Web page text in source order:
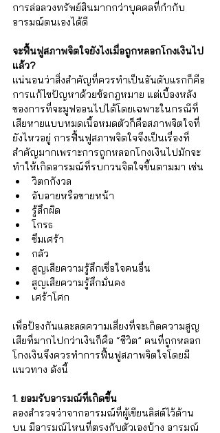
การล่อลวงทรัพย์สินมากกว่าบุคคลที่กำกับ
อารมณ์ตนเองได้ดี
จะฟื้นฟูสภาพจิตใจยังไงเมื่อถูกหลอกโกงเงินไป
แล้ว?
แน่นอนว่าสิ่งสำคัญที่ควรทำเป็นอันดับแรกก็คือ
การแก้ไขปัญหาด้วยข้อกฎหมาย แต่เบื้องหลัง
ของการที่จะมูฟออนไปได้โดยเฉพาะในกรณีที่
เสียหายแบบหมดเนื้อหมดตัวก็คือสภาพจิตใจที่
ยังไหวอยู่ การฟื้นฟูสภาพจิตใจจึงเป็นเรื่องที่
สำคัญมากเพราะการถูกหลอกโกงเงินไปมักจะ
ทำให้เกิดอารมณ์ที่รบกวนจิตใจขึ้นตามมา เช่น
วิตกกังวล
อับอายหรือขายหน้า
รู้สึกผิด
โกรธ
ซึมเศร้า
กลัว
สูญเสียความรู้สึกเชื่อใจคนอื่น
สูญเสียความรู้สึกมั่นคง
เศร้าโศก
เพื่อป้องกันและลดความเสี่ยงที่จะเกิดความสูญ
เสียที่มากไปกว่าเงินก็คือ “ชีวิต” คนที่ถูกหลอก
โกงเงินจึงควรทำการฟื้นฟูสภาพจิตใจโดยมี
แนวทาง ดังนี้
1. ยอมรับอารมณ์ที่เกิดขึ้น
ลองสำรวจว่าจากอารมณ์ที่ผู้เขียนลิสต์ไว้ด้าน
บน มีอารมณ์ไหนที่ตรงกับตัวเองบ้าง อารมณ์